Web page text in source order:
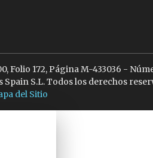
Folio 172, Página M-433036 -
S.L. Todos los derechos
del Sitio